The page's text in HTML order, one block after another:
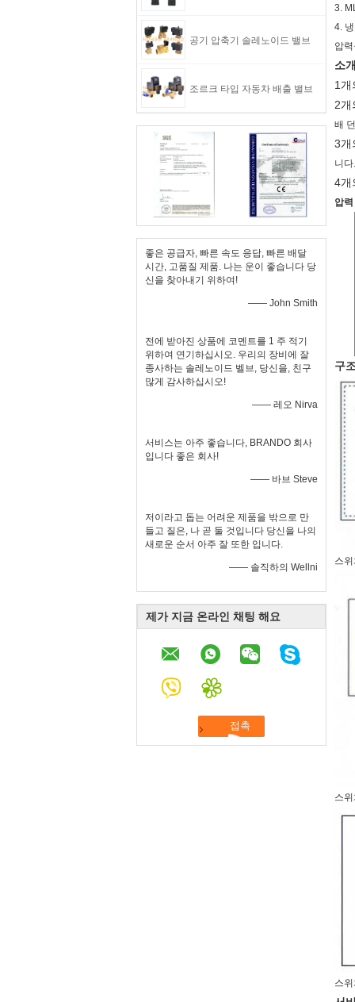
공기 압축기 솔레노이드 밸브
조르크 타입 자동차 배출 밸브
좋은 공급자, 빠른 속도 응답, 빠른 배달
시간, 고품질 제품. 나는 운이 좋습니다 당
신을 찾아내기 위하여!
—— John Smith
전에 받아진 상품에 코멘트를 1 주 적기
위하여 연기하십시오. 우리의 장비에 잘
종사하는 솔레노이드 벨브, 당신을, 친구
많게 감사하십시오!
—— 레오 Nirva
서비스는 아주 좋습니다, BRANDO 회사
입니다 좋은 회사!
—— 바브 Steve
저이라고 돕는 어려운 제품을 밖으로 만
들고 질은, 나 곧 둘 것입니다 당신을 나의
새로운 순서 아주 잘 또한 입니다.
—— 솔직하의 Wellni
제가 지금 온라인 채팅 해요
3.
4.
압
소
1개
2개
배
3개
니다.
4개
압
구
스
스
스